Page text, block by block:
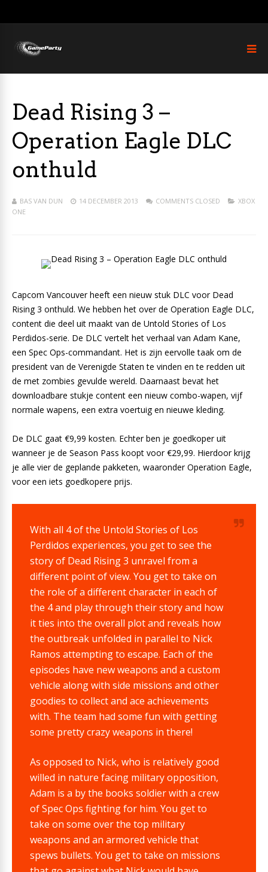
Dead Rising 3 –
Operation Eagle DLC
onthuld
BAS VAN DUN 14 DECEMBER 2013 COMMENTS CLOSED
XBOX
ONE
Capcom Vancouver heeft een nieuw stuk DLC voor Dead
Rising 3 onthuld. We hebben het over de Operation Eagle DLC,
content die deel uit maakt van de Untold Stories of Los
Perdidos-serie. De DLC vertelt het verhaal van Adam Kane,
een Spec Ops-commandant. Het is zijn eervolle taak om de
president van de Verenigde Staten te vinden en te redden uit
de met zombies gevulde wereld. Daarnaast bevat het
downloadbare stukje content een nieuw combo-wapen, vijf
normale wapens, een extra voertuig en nieuwe kleding.
De DLC gaat €9,99 kosten. Echter ben je goedkoper uit
wanneer je de Season Pass koopt voor €29,99. Hierdoor krijg
je alle vier de geplande pakketen, waaronder Operation Eagle,
voor een iets goedkopere prijs.
With all 4 of the Untold Stories of Los
Perdidos experiences, you get to see the
story of Dead Rising 3 unravel from a
different point of view. You get to take on
the role of a different character in each of
the 4 and play through their story and how
it ties into the overall plot and reveals how
the outbreak unfolded in parallel to Nick
Ramos attempting to escape. Each of the
episodes have new weapons and a custom
vehicle along with side missions and other
goodies to collect and ace achievements
with. The team had some fun with getting
some pretty crazy weapons in there!
As opposed to Nick, who is relatively good
willed in nature facing military opposition,
Adam is a by the books soldier with a crew
of Spec Ops fighting for him. You get to
take on some over the top military
weapons and an armored vehicle that
spews bullets. You get to take on missions